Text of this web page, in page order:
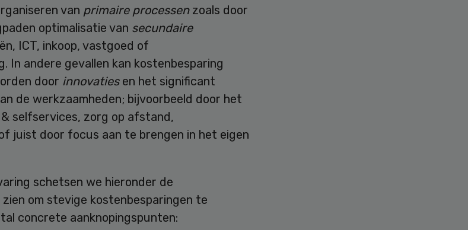
van primaire processenzoals door
optimalisatie van secundaire
ICT, inkoop, vastgoed of
In andere gevallen kan kostenbesparing
door innovatiesen het significant
de werkzaamheden; bijvoorbeeld door het
selfservices, zorg op afstand,
juist door focus aan te brengen in het eigen
schetsen we hieronder de
om stevige kostenbesparingen te
concrete aanknopingspunten: